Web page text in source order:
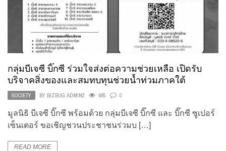
กลุ่มบีเจซี บิ๊กซี ร่วมใจส่งต่อความช่วยเหลือ เปิดรับ
บริจาคสิ่งของและสมทบทุนช่วยน้ำท่วมภาคใต้
SOCIETY BY BIZBUG ADMIN2 495 0
มูลนิธิ บีเจซี บิ๊กซี พร้อมด้วย กลุ่มบีเจซี บิ๊กซี และ บิ๊กซี ซูเปอร์
เซ็นเตอร์ ขอเชิญชวนประชาชนร่วมบ […]
READ MORE